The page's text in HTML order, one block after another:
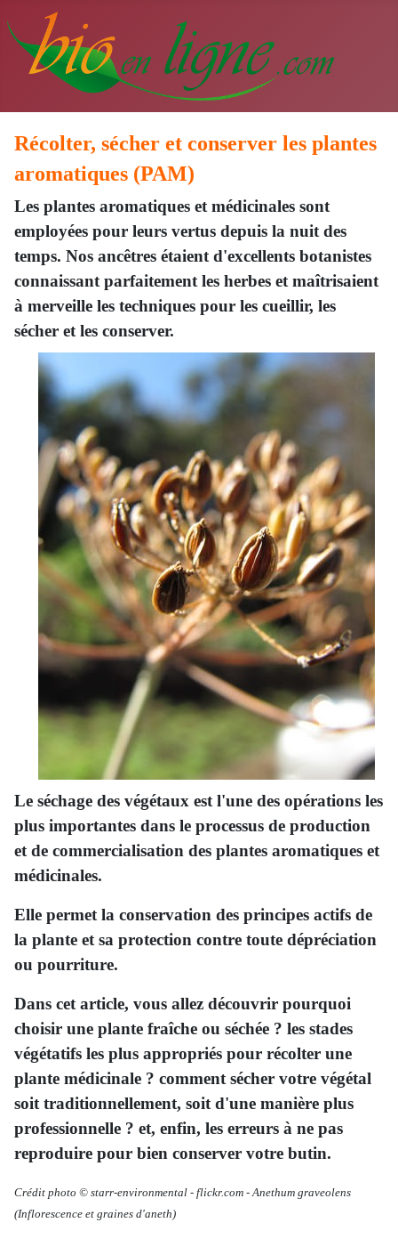
Récolter, sécher et conserver les plantes
aromatiques (PAM)
Les plantes aromatiques et médicinales sont
employées pour leurs vertus depuis la nuit des
temps. Nos ancêtres étaient d'excellents botanistes
connaissant parfaitement les herbes et maîtrisaient
à merveille les techniques pour les cueillir, les
sécher et les conserver.
Le séchage des végétaux est l'une des opérations les
plus importantes dans le processus de production
et de commercialisation des plantes aromatiques et
médicinales.
Elle permet la conservation des principes actifs de
la plante et sa protection contre toute dépréciation
ou pourriture.
Dans cet article, vous allez découvrir pourquoi
choisir une plante fraîche ou séchée ? les stades
végétatifs les plus appropriés pour récolter une
plante médicinale ? comment sécher votre végétal
soit traditionnellement, soit d'une manière plus
professionnelle ? et, enfin, les erreurs à ne pas
reproduire pour bien conserver votre butin.
Crédit photo © starr-environmental - flickr.com -Anethum graveolens
(Inflorescence et graines d'aneth)